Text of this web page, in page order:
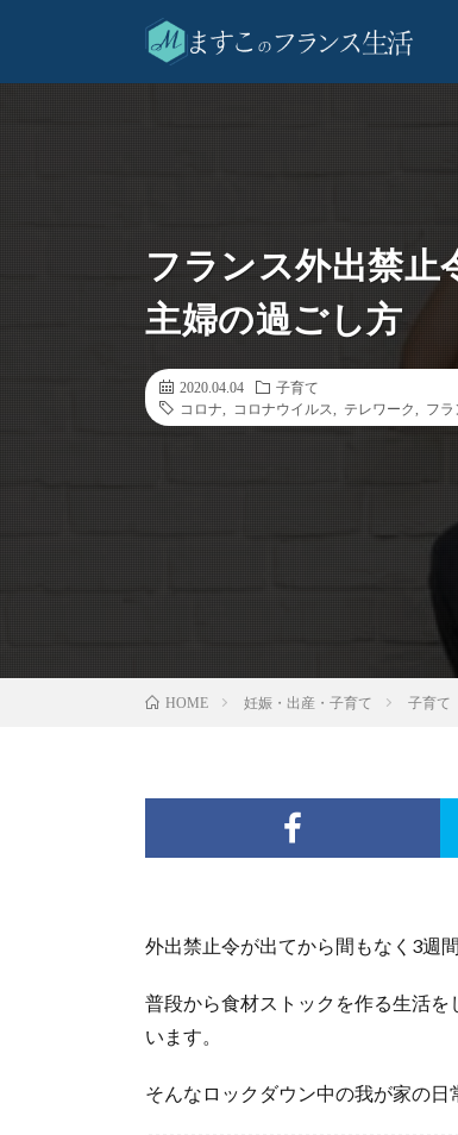
フランス外出禁止
主婦の過ごし方
2020.04.04
子育て
コロナ
コロナウイルス テレワーク フラ
HOME 妊娠・出産・子育て 子育て
外出禁止令が出てから間もなく3週
普段から食材ストックを作る生活
います。
そんなロックダウン中の我が家の日